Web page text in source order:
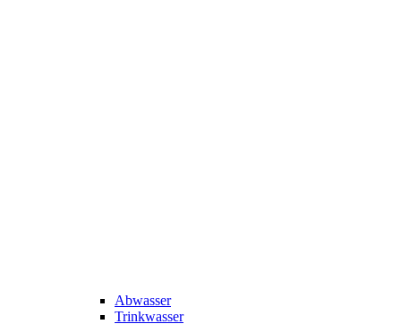
Abwasser
Trinkwasser